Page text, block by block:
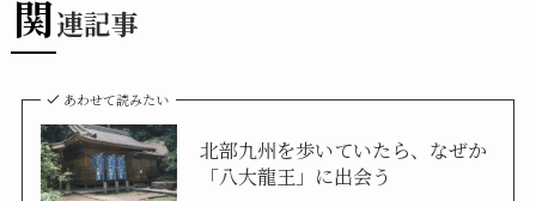
関連記事
あわせて読みたい
北部九州を歩いていたら、なぜか
「八大龍王」に出会う